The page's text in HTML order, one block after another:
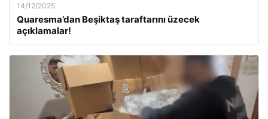
14/12/2025
Quaresma’dan Beşiktaş taraftarını üzecek
açıklamalar!